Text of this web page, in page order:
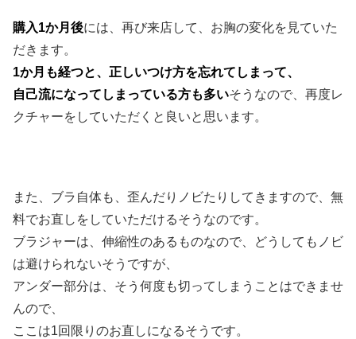
購入1か月後には、再び来店して、お胸の変化を見ていた
だきます。
1か月も経つと、正しいつけ方を忘れてしまって、
自己流になってしまっている方も多いそうなので、再度レ
クチャーをしていただくと良いと思います。
また、ブラ自体も、歪んだりノビたりしてきますので、無
料でお直しをしていただけるそうなのです。
ブラジャーは、伸縮性のあるものなので、どうしてもノビ
は避けられないそうですが、
アンダー部分は、そう何度も切ってしまうことはできませ
んので、
ここは1回限りのお直しになるそうです。